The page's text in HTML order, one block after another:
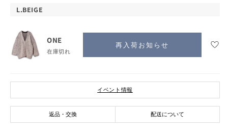
新入荷商品
予約商品
L.BEIGE
ONE
在庫切れ
再入荷お知らせ
イベント情報
返品・交換 配送について